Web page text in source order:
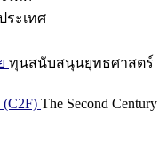
ระเทศ
ทุนสนับสนุนยุทธศาสตร์
(C2F) The Second Century